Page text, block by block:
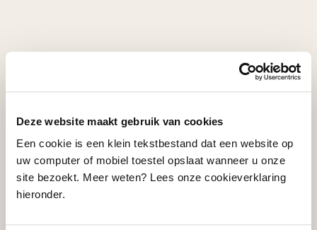
Deze website maakt gebruik van cookies
Een cookie is een klein tekstbestand dat een website op
uw computer of mobiel toestel opslaat wanneer u onze
site bezoekt. Meer weten? Lees onze cookieverklaring
hieronder.